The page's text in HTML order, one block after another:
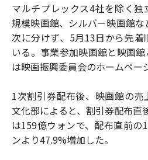
マルチプレックス4社を除く
規模映画館、シルバー映画館
次に分けず、5月13日から先
いる。事業参加映画館と映画
は映画振興委員会のホームペー
1次割引券配布後、映画館の売
文化部によると、割引券配布直
は159億ウォンで、配布直前の
ンより47.9%増加した。